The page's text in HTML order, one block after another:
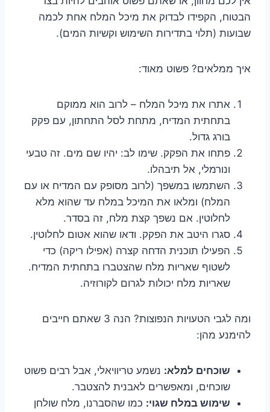
הבטוח, הקפידו לבדוק את מיכל המלח אחת לכמה
שבועות (תלוי בתדירות השימוש וקשיות המים).
איך ממלאים? פשוט מאוד:
אתרו את מיכל המלח – לרוב הוא ממוקם
בתחתית המדיח, מתחת לסל התחתון, עם פקק
בורג גדול.
פתחו את הפקק. שימו לב: יהיו שם מים. זה טבעי
ונורמלי, אל תיבהלו.
השתמשו במשפך (לרוב מסופק עם המדיח או עם
המלח) ומלאו את המיכל במלח עד שהוא מלא
לחלוטין. אם נשפך קצת מלח, זה בסדר.
סגרו היטב את הפקק. ודאו שהוא אטום לחלוטין.
הפעילו תוכנית הדחה קצרה (אפילו ריקה) כדי
לשטוף שאריות מלח שהצטברו בתחתית המדיח.
שאריות מלח יכולות לגרום לקורוזיה.
ומה לגבי הטעויות הנפוצות? הנה 3 שאתם חייבים
להימנע מהן:
שוכחים למלא: נשמע טריוויאלי, אבל רבים פשוט
שוכחים, ומאפשרים לאבנית להצטבר.
שימוש במלח שגוי: כמו שהסברנו, מלח שולחן